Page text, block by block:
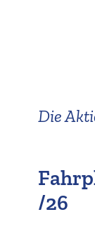
Die
/26